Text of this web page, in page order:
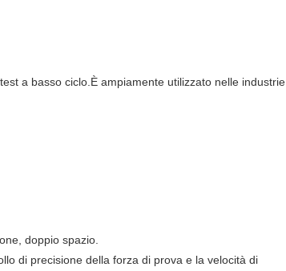
a basso ciclo.È ampiamente utilizzato nelle industrie
doppio spazio.
di precisione della forza di prova e la velocità di